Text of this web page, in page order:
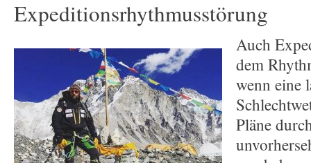
Expeditionsrhythmusstörung
Auch
dem
wenn eine
Pläne